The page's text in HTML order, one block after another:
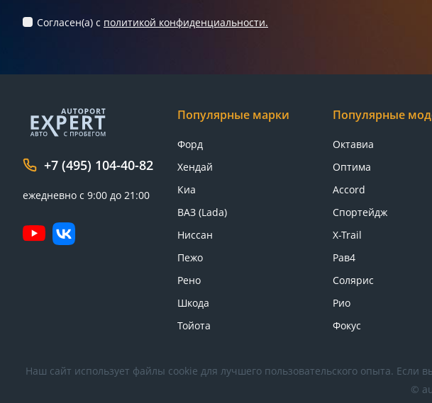
Согласен(а) c политикой конфиденциальности.
+7 (495) 104-40-82
ежедневно с 9:00 до 21:00
Популярные марки
Форд
Хендай
Киа
ВАЗ (Lada)
Ниссан
Пежо
Рено
Шкода
Тойота
Популярные
Октавиа
Оптима
Accord
Спортейдж
X-Trail
Рав4
Солярис
Рио
Фокус
Наш сайт использует файлы cookie для лучшего пользовательского опыта. Если
©